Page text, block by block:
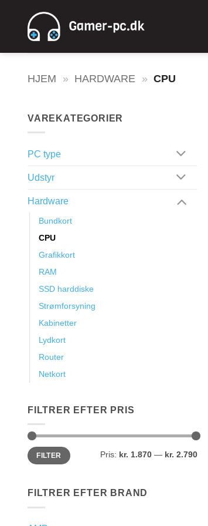
indhold
HJEM » HARDWARE » CPU
VAREKATEGORIER
PC type
Udstyr
Hardware
Bundkort
CPU
Grafikkort
RAM
SSD harddiske
Strømforsyning
Kabinetter
Lydkort
Router
Netkort
FILTRER EFTER PRIS
Mindste
pris
Højeste
prisFILTER Pris: kr. 1.870 — kr. 2.790
FILTRER EFTER BRAND